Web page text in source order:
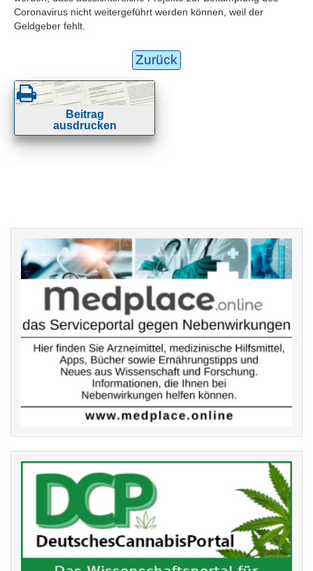
Coronavirus nicht weitergeführt werden können, weil der
Geldgeber fehlt.
Zurück
Beitrag
ausdrucken